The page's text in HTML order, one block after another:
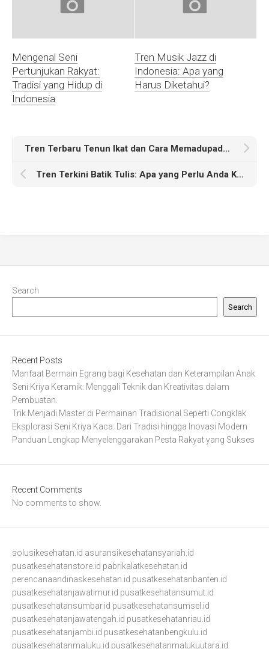
Mengenal Seni
Pertunjukan Rakyat:
Tradisi yang Hidup di
Indonesia
Tren Musik Jazz di
Indonesia: Apa yang
Harus Diketahui?
Tren Terbaru Tenun Ikat dan Cara Memadupadankannya
Tren Terkini Batik Tulis: Apa yang Perlu Anda Ketahui di Tahun Ini?
Search
Search
Recent Posts
Manfaat Bermain Egrang bagi Kesehatan dan Keterampilan Anak
Seni Kriya Keramik: Menggali Teknik dan Kreativitas dalam
Pembuatan.
Trik Menjadi Master di Permainan Tradisional Seperti Congklak
Eksplorasi Seni Kriya Kaca: Dari Tradisi hingga Inovasi Modern
Panduan Lengkap Menyelenggarakan Pesta Rakyat yang Sukses
Recent Comments
No comments to show.
solusikesehatan.id asuransikesehatansyariah.id
pusatkesehatanstore.id pabrikalatkesehatan.id
perencanaandinaskesehatan.id pusatkesehatanbanten.id
pusatkesehatanjawatimur.id pusatkesehatansumut.id
pusatkesehatansumbar.id pusatkesehatansumsel.id
pusatkesehatanjawatengah.id pusatkesehatanriau.id
pusatkesehatanjambi.id pusatkesehatanbengkulu.id
pusatkesehatanmaluku.id pusatkesehatanmalukuutara.id